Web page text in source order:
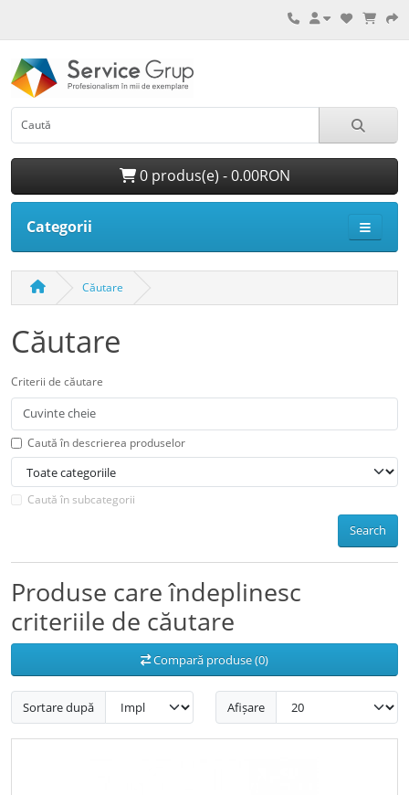
0 produs(e) - 0.00RON
Categorii
Căutare
Căutare
Criterii de căutare
Caută în descrierea produselor
Caută în subcategorii
Search
Produse care îndeplinesc
criteriile de căutare
Compară produse (0)
Sortare după Afișare